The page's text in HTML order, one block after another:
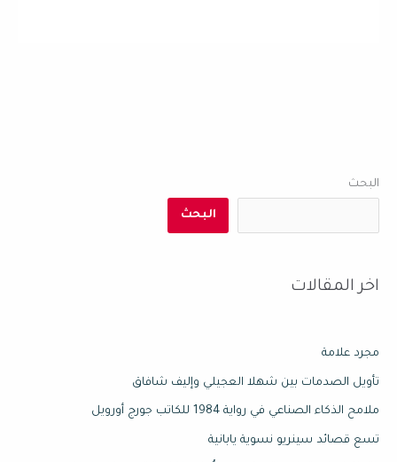
البحث
البحث
اخر المقالات
مجرد علامة
تأويل الصدمات بين شهلا العجيلي وإليف شافاق
ملامح الذكاء الصناعي في رواية 1984 للكاتب جورج أورويل
تسع قصائد سينريو نسوية يابانية